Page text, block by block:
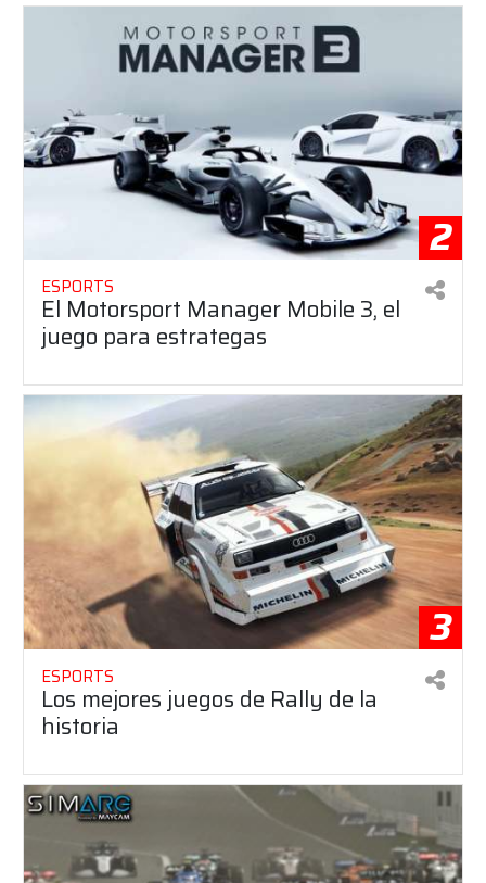
2
ESPORTS
El Motorsport Manager Mobile 3, el
juego para estrategas
3
ESPORTS
Los mejores juegos de Rally de la
historia